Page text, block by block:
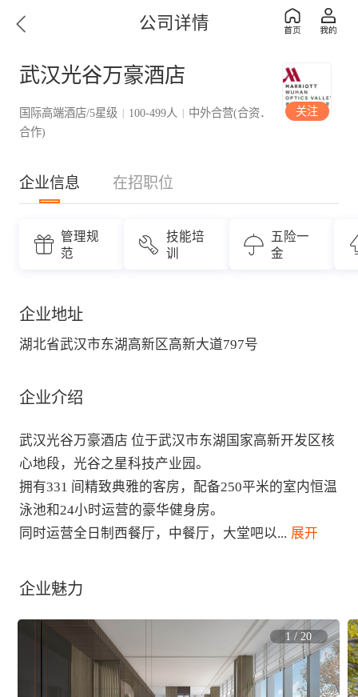
公司详情
武汉光谷万豪酒店
国际高端酒店/5星级 | 100-499人 | 中外合营(合资．
合作)
关注
企业信息 在招职位
管理规
范
技能培
训
五险一
金
企业地址
湖北省武汉市东湖高新区高新大道797号
企业介绍
武汉光谷万豪酒店 位于武汉市东湖国家高新开发区核
心地段，光谷之星科技产业园。
拥有331 间精致典雅的客房，配备250平米的室内恒温
泳池和24小时运营的豪华健身房。
同时运营全日制西餐厅，中餐厅，大堂吧以... 展开
企业魅力
1/20